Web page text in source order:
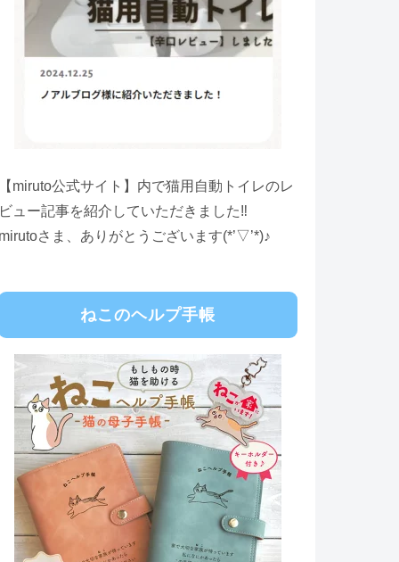
miruto公式サイト】内で猫用自動トイレのレ
ュー記事を紹介していただきました‼
さま、ありがとうございます(*’▽’*)♪
ねこのヘルプ手帳